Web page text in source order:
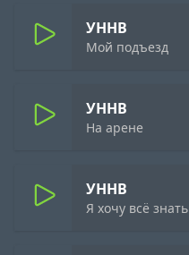
УННВ
Мой подъезд
УННВ
На арене
УННВ
Я хочу всё знать